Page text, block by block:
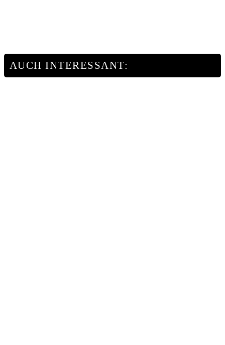
AUCH INTERESSANT: